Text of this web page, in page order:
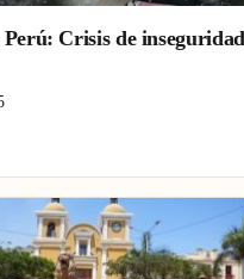
Crisis de